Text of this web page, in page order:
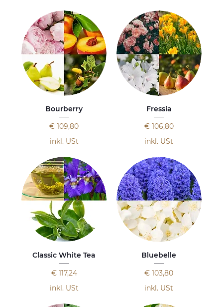
Bourberry
Preis
€ 109,80
inkl. USt
Fressia
Preis
€ 106,80
inkl. USt
Classic White Tea
Preis
€ 117,24
inkl. USt
Bluebelle
Preis
€ 103,80
inkl. USt